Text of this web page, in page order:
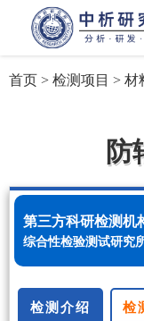
首页 > 检测项目 > 材
防
第三方科研检测机
综合性检验测试研究
检测介绍 检